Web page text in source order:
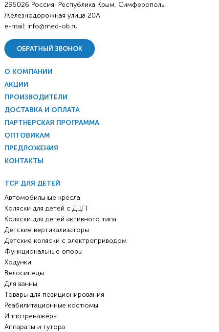
295026 Россия, Республика Крым, Симферополь,
Железнодорожная улица 20А
e-mail: info@med-ob.ru
ОБРАТНЫЙ ЗВОНОК
О КОМПАНИИ
АКЦИИ
ПРОИЗВОДИТЕЛИ
ДОСТАВКА И ОПЛАТА
ПАРТНЕРСКАЯ ПРОГРАММА
ОПТОВИКАМ
ПРЕДЛОЖЕНИЯ
КОНТАКТЫ
ТСР ДЛЯ ДЕТЕЙ
Автомобильные кресла
Коляски для детей с ДЦП
Коляски для детей активного типа
Детские вертикализаторы
Детские коляски с электроприводом
Функциональные опоры
Ходунки
Велосипеды
Для ванны
Товары для позиционирования
Реабилитационные костюмы
Иппотренажёры
Аппараты и тутора